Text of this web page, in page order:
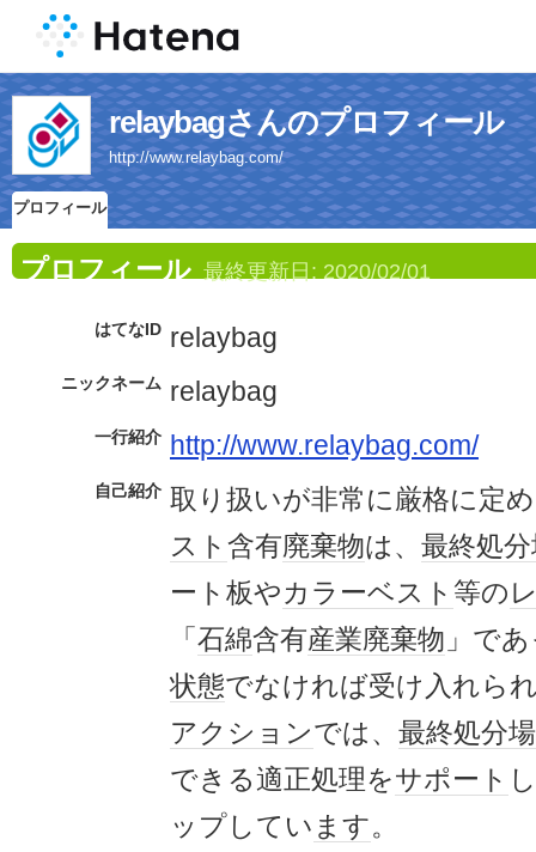
relaybagさんのプロフィール
http://www.relaybag.com/
プロフィール
プロフィール 最終更新日: 2020/02/01
はてなID relaybag
ニックネーム relaybag
一行紹介 http://www.relaybag.com/
自己紹介 取り扱いが非常に厳格に定
スト 含有廃棄物は、 最終処
ート板やカラーベスト 等の
「 石綿含有産業廃棄物 」で
状態でなければ受け入れら
アクションでは、 最終処分場
できる適正処理をサポート
ップしてい ます。